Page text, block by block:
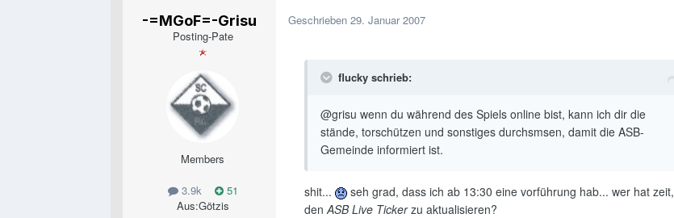
-=MGoF=-Grisu
Posting-Pate
Members
3.9k
51
Aus:Götzis
Geschrieben 29. Januar 2007
flucky schrieb:
@grisu wenn du während des Spiels online bist, kann ich dir die
stände, torschützen und sonstiges durchsmsen, damit die ASB-
Gemeinde informiert ist.
shit...
seh grad, dass ich ab 13:30 eine vorführung hab... wer hat zeit,
den ASB Live Tickerzu aktualisieren?